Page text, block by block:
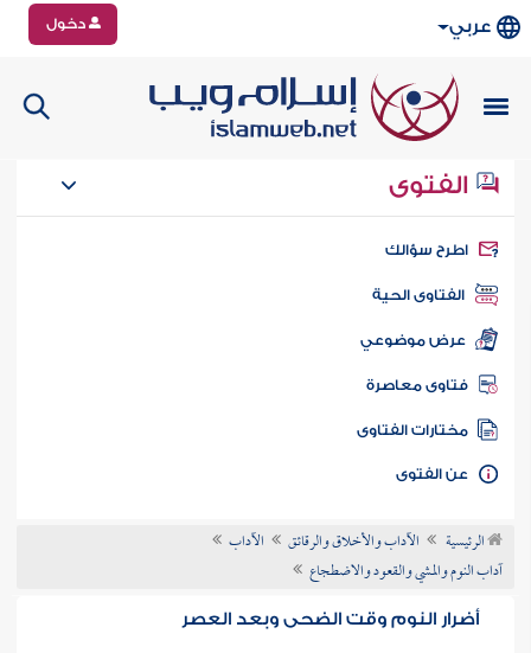
عربي دخول
الفتوى
سؤالك
الفتاوى الحية
عرض موضوعي
فتاوى معاصرة
مختارات الفتاوى
الفتوى
الرئيسية الآداب والأخلاق والرقائق
الآداب
آداب النوم والمشي والقعود والاضطجاع
أضرار النوم وقت الضحى وبعد العصر